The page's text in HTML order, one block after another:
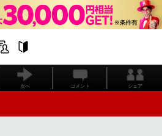
次へ コメント シェア